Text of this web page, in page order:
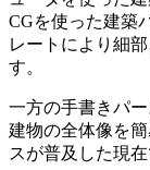
CGを使った建築
レートにより細
す。
一方の手書きパ
建物の全体像を
スが普及した現